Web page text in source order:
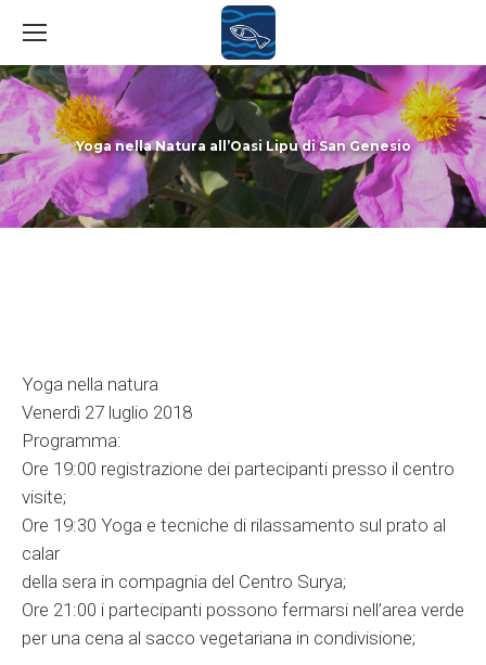
Yoga nella Natura all’Oasi Lipu di San Genesio
You are here:
Yoga nella natura
Venerdì 27 luglio 2018
Programma:
Ore 19:00 registrazione dei partecipanti presso il centro
visite;
Ore 19:30 Yoga e tecniche di rilassamento sul prato al
calar
della sera in compagnia del Centro Surya;
Ore 21:00 i partecipanti possono fermarsi nell’area verde
per una cena al sacco vegetariana in condivisione;